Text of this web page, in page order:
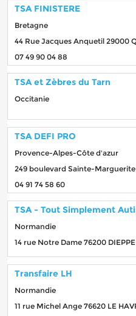
TSA FINISTERE
Bretagne
44 Rue Jacques Anquetil 29000
07 49 90 04 88
TSA et Zèbres du Tarn
Occitanie
TSA DEFI PRO
Provence-Alpes-Côte d'azur
249 boulevard Sainte-Marguerite
04 91 74 58 60
TSA - Tout Simplement
Normandie
14 rue Notre Dame 76200 DIEPPE
Transfaire LH
Normandie
11 rue Michel Ange 76620 LE